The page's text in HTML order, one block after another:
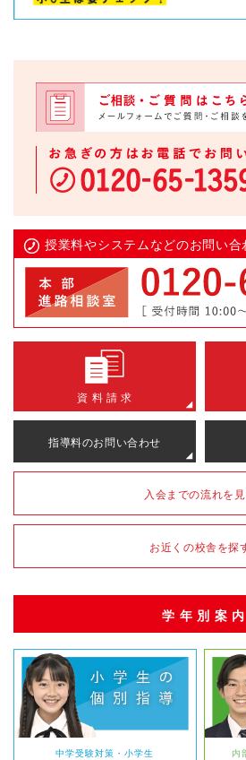
授業料やシステムなどのお問い合
資 料 請 求
指導料のお問い合わせ
入会までの流れを
お近くの校舎を探
学年別案内
中学受験対策・小学生
内